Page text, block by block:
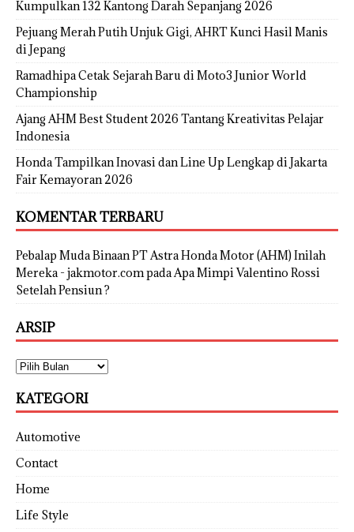
Kumpulkan 132 Kantong Darah Sepanjang 2026
Pejuang Merah Putih Unjuk Gigi, AHRT Kunci Hasil Manis
di Jepang
Ramadhipa Cetak Sejarah Baru di Moto3 Junior World
Championship
Ajang AHM Best Student 2026 Tantang Kreativitas Pelajar
Indonesia
Honda Tampilkan Inovasi dan Line Up Lengkap di Jakarta
Fair Kemayoran 2026
KOMENTAR TERBARU
Pebalap Muda Binaan PT Astra Honda Motor (AHM) Inilah
Mereka - jakmotor.compada Apa Mimpi Valentino Rossi
Setelah Pensiun ?
ARSIP
KATEGORI
Automotive
Contact
Home
Life Style